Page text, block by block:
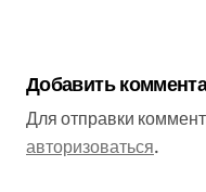
Добавить
Для отправки
авторизоваться.